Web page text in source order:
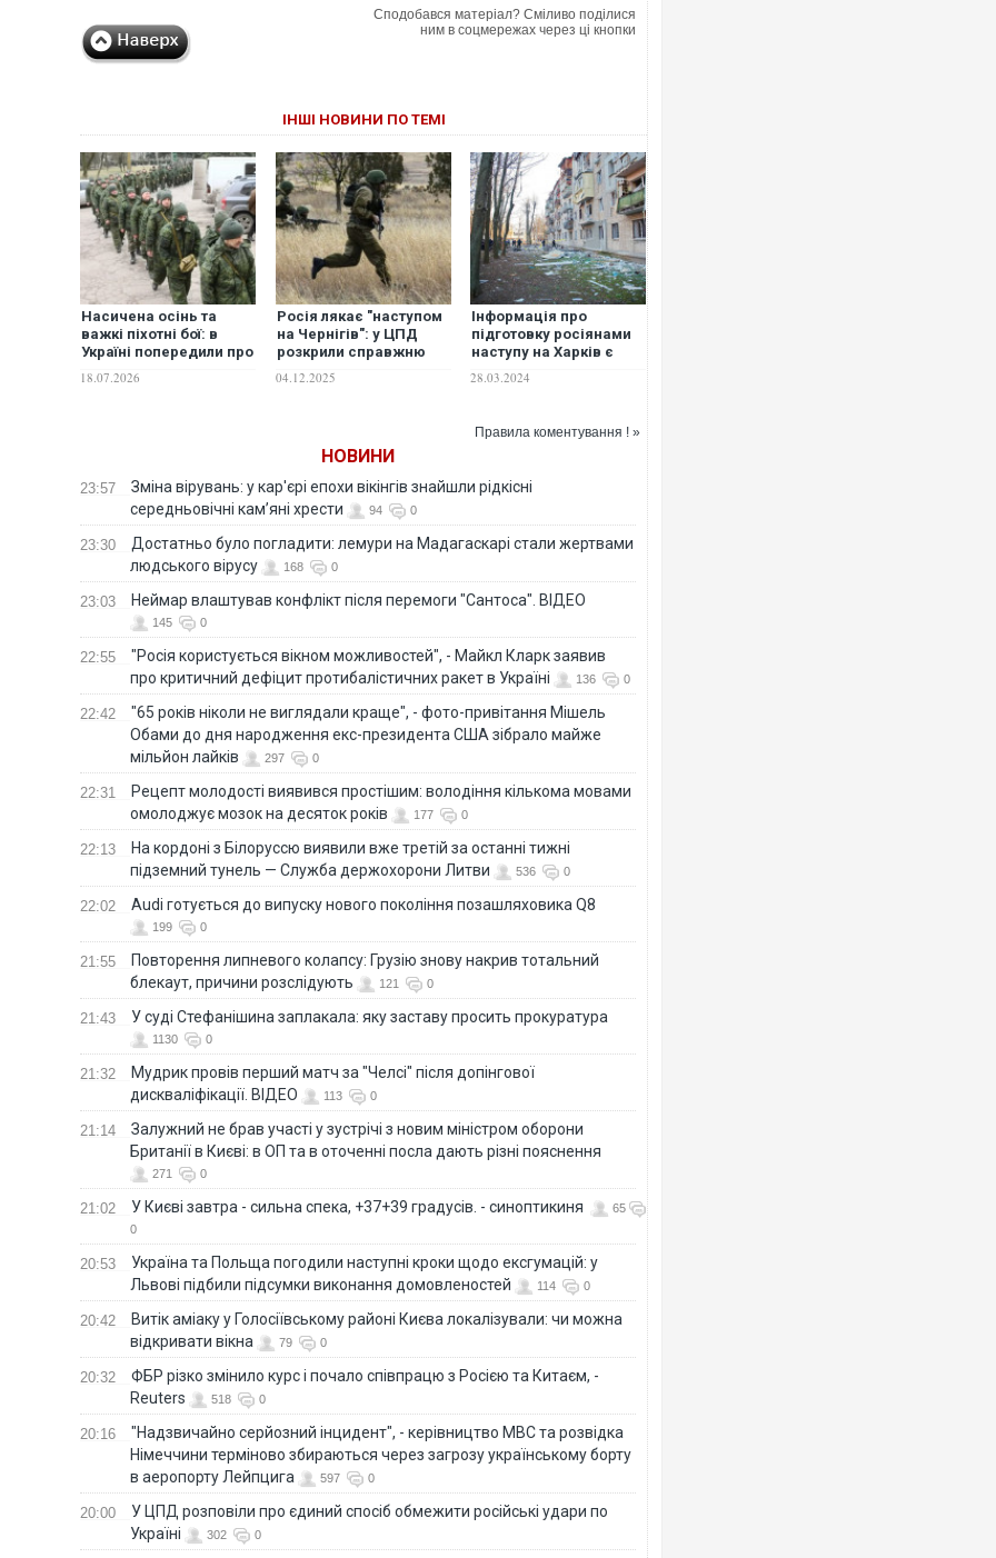
Сподобався матеріал? Сміливо поділися
ним в соцмережах через ці кнопки
ІНШІ НОВИНИ ПО ТЕМІ
Насичена осінь та
важкі піхотні бої: в
Україні попередили про
мобілізації в РФ
18.07.2026
Росія лякає "наступом
на Чернігів": у ЦПД
розкрили справжню
04.12.2025
Інформація про
підготовку росіянами
наступу на Харків є
страху" та не
28.03.2024
Правила коментування ! »
НОВИНИ
23:57
Зміна вірувань: у кар'єрі епохи вікінгів знайшли рідкісні
середньовічні кам’яні хрести
94 0
23:30
Достатньо було погладити: лемури на Мадагаскарі стали жертвами
людського вірусу
168 0
23:03 Неймар влаштував конфлікт після перемоги "Сантоса". ВІДЕО
145 0
22:55
"Росія користується вікном можливостей", - Майкл Кларк заявив
про критичний дефіцит протибалістичних ракет в Україні
136 0
22:42
"65 років ніколи не виглядали краще", - фото-привітання Мішель
Обами до дня народження екс-президента США зібрало майже
мільйон лайків
297 0
22:31
Рецепт молодості виявився простішим: володіння кількома мовами
омолоджує мозок на десяток років
177 0
22:13
На кордоні з Білоруссю виявили вже третій за останні тижні
підземний тунель — Служба держохорони Литви
536 0
22:02 Audi готується до випуску нового покоління позашляховика Q8
199 0
21:55
Повторення липневого колапсу: Грузію знову накрив тотальний
блекаут, причини розслідують
121 0
21:43 У суді Стефанішина заплакала: яку заставу просить прокуратура
1130 0
21:32
Мудрик провів перший матч за "Челсі" після допінгової
дискваліфікації. ВІДЕО
113 0
21:14
Залужний не брав участі у зустрічі з новим міністром оборони
Британії в Києві: в ОП та в оточенні посла дають різні пояснення
271 0
21:02 У Києві завтра - сильна спека, +37+39 градусів. - синоптикиня
65
0
20:53
Україна та Польща погодили наступні кроки щодо ексгумацій: у
Львові підбили підсумки виконання домовленостей
114 0
20:42
Витік аміаку у Голосіївському районі Києва локалізували: чи можна
відкривати вікна
79 0
20:32
ФБР різко змінило курс і почало співпрацю з Росією та Китаєм, -
Reuters
518 0
20:16
"Надзвичайно серйозний інцидент", - керівництво МВС та розвідка
Німеччини терміново збираються через загрозу українському борту
в аеропорту Лейпцига
597 0
20:00
У ЦПД розповіли про єдиний спосіб обмежити російські удари по
Україні
302 0
Українські надзвичайники
під час ліквідації масштабної
Неймар влаштував конфлікт